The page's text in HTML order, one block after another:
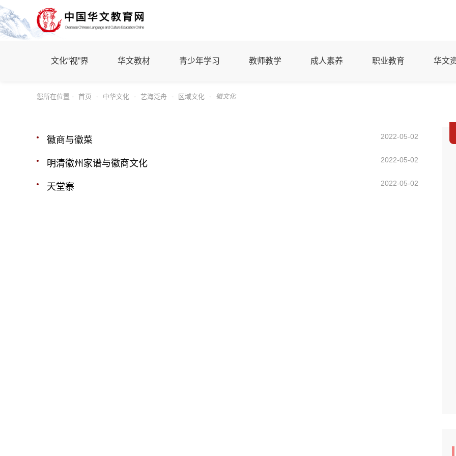
文化“视”界 华文教材 青少年学习 教师教学 成人素养 职业教育 华文
您所在位置 - 首页 - 中华文化 - 艺海泛舟 - 区域文化 - 徽文化
徽商与徽菜 2022-05-02
明清徽州家谱与徽商文化 2022-05-02
天堂寨 2022-05-02